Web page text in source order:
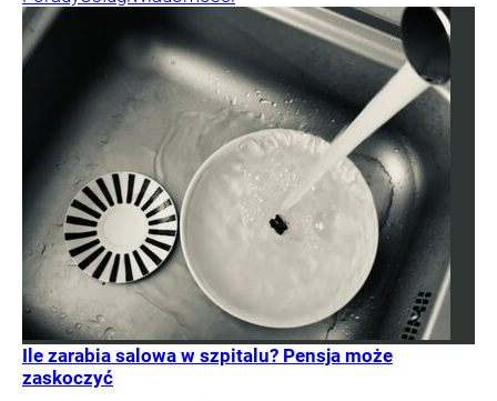
Ile zarabia salowa w szpitalu? Pensja może
zaskoczyć